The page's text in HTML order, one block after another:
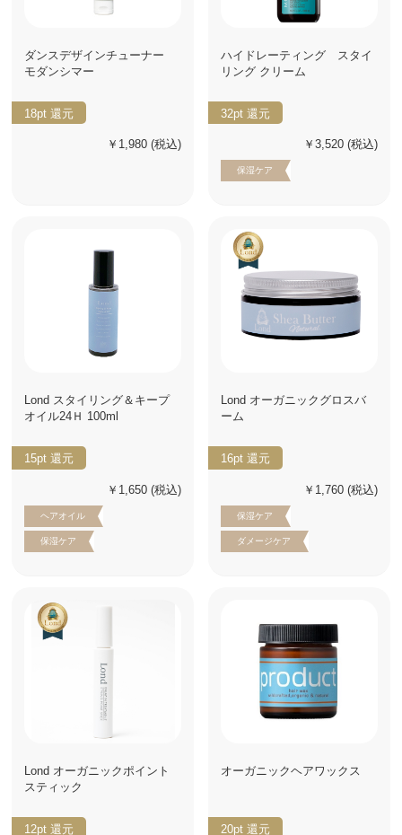
ダンスデザインチューナー
モダンシマー
18pt 還元
￥1,980 (税込)
ハイドレーティング スタイ
リング クリーム
32pt 還元
￥3,520 (税込)
保湿ケア
Lond スタイリング＆キープ
オイル24Ｈ 100ml
15pt 還元
￥1,650 (税込)
ヘアオイル
保湿ケア
Lond オーガニックグロスバ
ーム
16pt 還元
￥1,760 (税込)
保湿ケア
ダメージケア
Lond オーガニックポイント
スティック
12pt 還元
オーガニックヘアワックス
20pt 還元